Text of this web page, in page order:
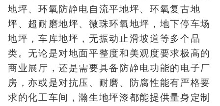
地坪、环氧防静电自流平地坪、环氧复古地
坪、超耐磨地坪、微珠环氧地坪，地下停车场
地坪，车库地坪，无振动止滑坡道等多个品
类。无论是对地面平整度和美观度要求极高的
商业展厅，还是需要具备防静电功能的电子厂
房，亦或是对抗压、耐磨、防腐性能有严格要
求的化工车间，瀚生地坪漆都能提供量身定制